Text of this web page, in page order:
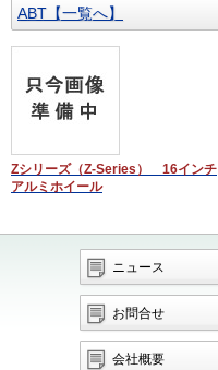
ABT【一覧へ】
Zシリーズ（Z-Series） 16インチ
アルミホイール
ニュース
お問合せ
会社概要